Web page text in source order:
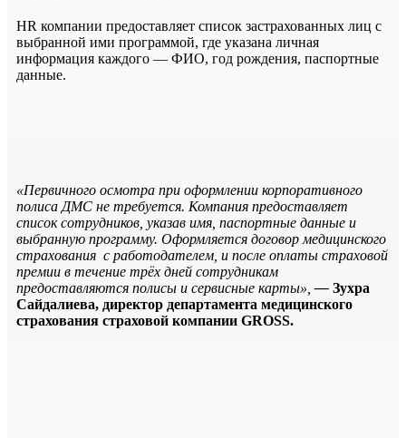
HR компании предоставляет список застрахованных лиц с
выбранной ими программой, где указана личная
информация каждого — ФИО, год рождения, паспортные
данные.
«Первичного осмотра при оформлении корпоративного
полиса ДМС не требуется. Компания предоставляет
список сотрудников, указав имя, паспортные данные и
выбранную программу. Оформляется договор медицинского
страхования с работодателем, и после оплаты страховой
премии в течение трёх дней сотрудникам
предоставляются полисы и сервисные карты», — Зухра
Сайдалиева, директор департамента медицинского
страхования страховой компании GROSS.